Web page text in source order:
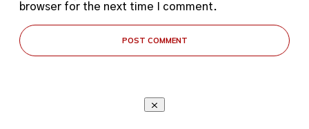
browser for the next time I comment.
POST COMMENT